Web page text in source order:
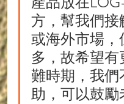
方，幫我們接
或海外市場
多，故希望
難時期，我
助，可以鼓勵